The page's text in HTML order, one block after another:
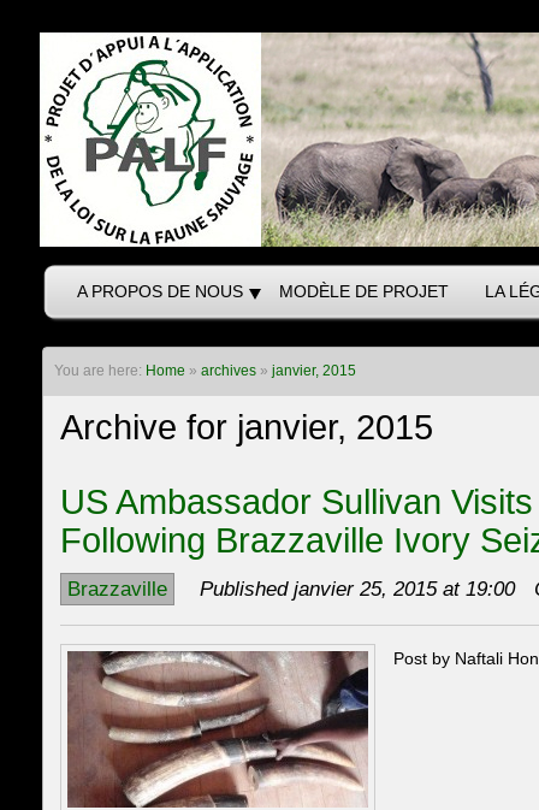
A PROPOS DE NOUS MODÈLE DE PROJET LA
You are here: Home » archives» janvier, 2015
Archive for janvier, 2015
US Ambassador Sullivan
Following Brazzaville Ivory
Brazzaville Published janvier 25, 2015 at 19:00
Post by Naftali